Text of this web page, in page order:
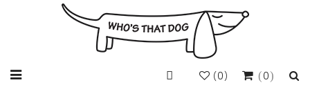
0
(0)